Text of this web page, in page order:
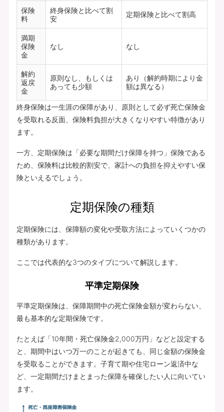
保険
料
終身保険と比べて割
安
定期保険と比べて割高
満期
保険
金
なし なし
解約
返戻
金
原則なし、もしくは
あっても少額
あり（解約時期により金
額は異なる）
終身保険は一生涯の保障があり、原則として必ず死亡保険金
を受取れる反面、保険料負担が大きくなりやすい特徴があり
ます。
一方、定期保険は「必要な期間だけ保障を持つ」保険である
ため、保険料は比較的割安で、家計への負担を抑えやすい保
険といえるでしょう。
定期保険の種類
定期保険には、保障額の変化や受取方法によっていくつかの
種類があります。
ここでは代表的な3つのタイプについて解説します。
平準定期保険
平準定期保険は、保障期間中の死亡保険金額が変わらない、
最も基本的な定期保険です。
たとえば「10年間・死亡保険金2,000万円」などと設定する
と、期間中はいつ万一のことが起きても、同じ金額の保険金
を受取ることができます。子育て期や住宅ローン返済中な
ど、一定期間だけまとまった保障を確保したい人に向いてい
ます。